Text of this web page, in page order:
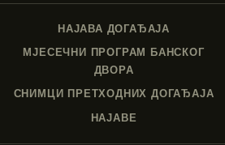
НАЈАВА ДОГАЂАЈА
МЈЕСЕЧНИ ПРОГРАМ БАНСКОГ
ДВОРА
СНИМЦИ ПРЕТХОДНИХ ДОГАЂАЈА
НАЈАВЕ